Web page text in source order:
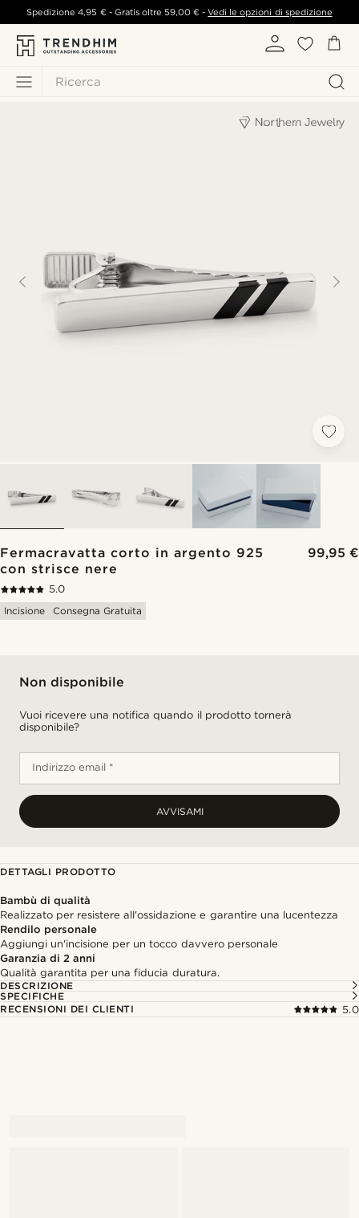
Ricerca
Spedizione4,95 €- Gratis oltre 59,00 € -Vedi le opzioni di spedizione
Fermacravatta corto in argento 925
con strisce nere
99,95 €
5.0
Incisione
Consegna Gratuita
Non disponibile
Vuoi ricevere una notifica quando il prodotto tornerà
disponibile?
Indirizzo email *
AVVISAMI
DETTAGLI PRODOTTO
Bambù di qualità
Realizzato per resistere all'ossidazione e garantire una lucentezza
Rendilo personale
Aggiungi un'incisione per un tocco davvero personale
Garanzia di 2 anni
Qualità garantita per una fiducia duratura.
DESCRIZIONE
SPECIFICHE
RECENSIONI DEI CLIENTI
5.0